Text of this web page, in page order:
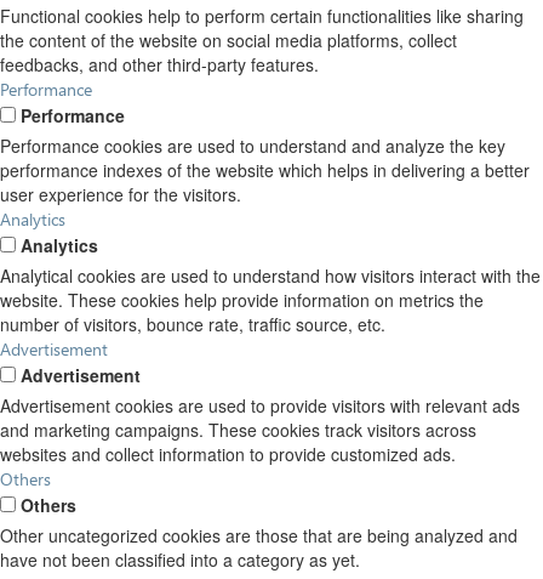
Functional cookies help to perform certain functionalities like sharing
the content of the website on social media platforms, collect
feedbacks, and other third-party features.
Performance
Performance
Performance cookies are used to understand and analyze the key
performance indexes of the website which helps in delivering a better
user experience for the visitors.
Analytics
Analytics
Analytical cookies are used to understand how visitors interact with the
website. These cookies help provide information on metrics the
number of visitors, bounce rate, traffic source, etc.
Advertisement
Advertisement
Advertisement cookies are used to provide visitors with relevant ads
and marketing campaigns. These cookies track visitors across
websites and collect information to provide customized ads.
Others
Others
Other uncategorized cookies are those that are being analyzed and
have not been classified into a category as yet.